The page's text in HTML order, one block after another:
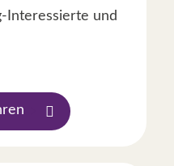
Interessierte und